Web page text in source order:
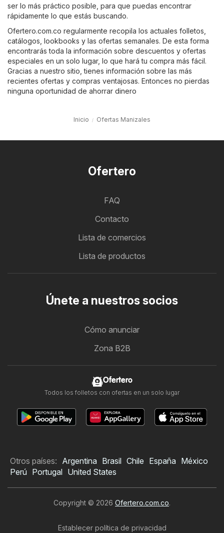
ser lo más práctico posible, para que puedas encontrar
rápidamente lo que estás buscando.
Ofertero.com.co regularmente recopila los actuales folletos,
catálogos, lookbooks y las ofertas semanales. De esta forma
encontrarás toda la información sobre descuentos y ofertas
especiales en un solo lugar, lo que hará tu compra más fácil.
Gracias a nuestro sitio, tienes información sobre las más
recientes ofertas y compras ventajosas. Entonces no pierdas
ninguna oportunidad de ahorrar dinero
Inicio Ofertas Manizales
Ofertero
FAQ
Contacto
Lista de comercios
Lista de productos
Únete a nuestros socios
Cómo anunciar
Zona B2B
Ofertero
Todos los folletos con ofertas en un solo lugar
Otros países: Argentina Brasil Chile España México
Perú Portugal United States
Copyright © 2026 Ofertero.com.co.
Establecer política de privacidad